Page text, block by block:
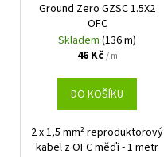
Ground Zero GZSC 1.5X2
OFC
Skladem (136 m)
46 Kč/ m
DO KOŠÍKU
2 x 1,5 mm² reproduktorový
kabel z OFC měďi - 1 metr